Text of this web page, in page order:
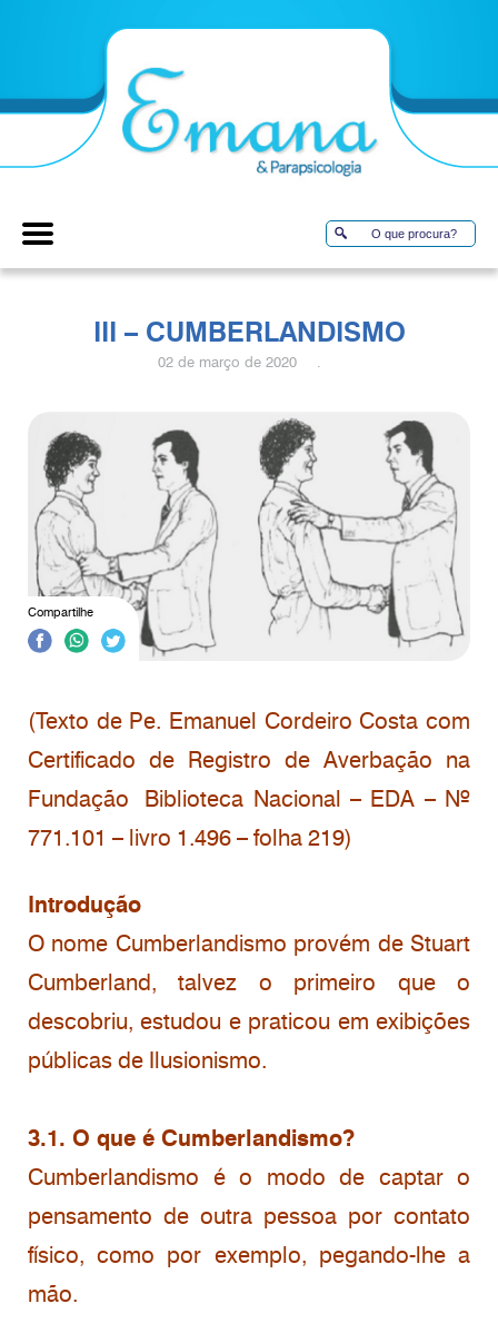
III – CUMBERLANDISMO
02 de março de 2020 .
Compartilhe
(Texto de Pe. Emanuel Cordeiro Costa com
Certificado de Registro de Averbação na
Fundação Biblioteca Nacional – EDA – Nº
771.101 – livro 1.496 – folha 219)
Introdução
O nome Cumberlandismo provém de Stuart
Cumberland, talvez o primeiro que o
descobriu, estudou e praticou em exibições
públicas de Ilusionismo.
3.1. O que é Cumberlandismo?
Cumberlandismo é o modo de captar o
pensamento de outra pessoa por contato
físico, como por exemplo, pegando-lhe a
mão.